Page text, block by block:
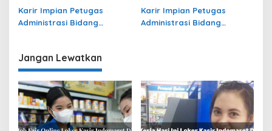
di Yahukimo Terbaru
Terbaru
Karir Impian Petugas
Administrasi Bidang
Karir Impian Petugas
Administrasi Bidang
Jangan Lewatkan